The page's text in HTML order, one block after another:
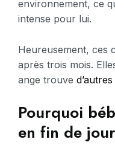
environnement, ce
intense pour lui.
Heureusement, ces
après trois mois.
ange trouve
Pourquoi
en fin de